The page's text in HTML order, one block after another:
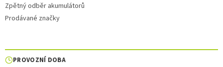
Zpětný odběr akumulátorů
Prodávané značky
PROVOZNÍ DOBA